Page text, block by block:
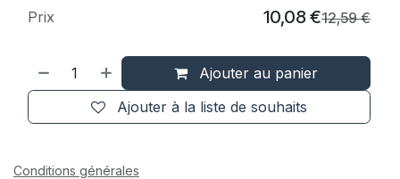
Ajouter au panier
Ajouter à la liste de souhaits
Prix 10,08€12,59€
Conditions générales